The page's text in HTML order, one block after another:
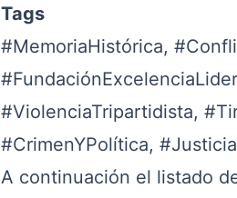
Tags
#MemoriaHistórica,
#ViolenciaTripartidista,
#CrimenYPolítica,
A continuación el listado